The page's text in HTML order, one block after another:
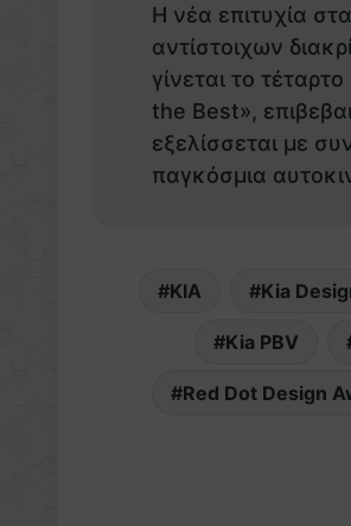
Η νέα επιτυχία
αντίστοιχων
γίνεται το
the Best»,
εξελίσσεται με
παγκόσμια
KIA Kia
Kia PBV
Red Dot Design